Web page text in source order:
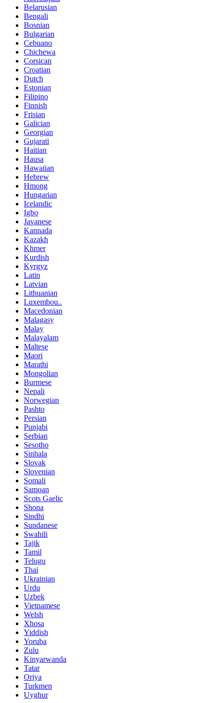
Belarusian
Bengali
Bosnian
Bulgarian
Cebuano
Chichewa
Corsican
Croatian
Dutch
Estonian
Filipino
Finnish
Frisian
Galician
Georgian
Gujarati
Haitian
Hausa
Hawaiian
Hebrew
Hmong
Hungarian
Icelandic
Igbo
Javanese
Kannada
Kazakh
Khmer
Kurdish
Kyrgyz
Latin
Latvian
Lithuanian
Luxembou..
Macedonian
Malagasy
Malay
Malayalam
Maltese
Maori
Marathi
Mongolian
Burmese
Nepali
Norwegian
Pashto
Persian
Punjabi
Serbian
Sesotho
Sinhala
Slovak
Slovenian
Somali
Samoan
Scots Gaelic
Shona
Sindhi
Sundanese
Swahili
Tajik
Tamil
Telugu
Thai
Ukrainian
Urdu
Uzbek
Vietnamese
Welsh
Xhosa
Yiddish
Yoruba
Zulu
Kinyarwanda
Tatar
Oriya
Turkmen
Uyghur